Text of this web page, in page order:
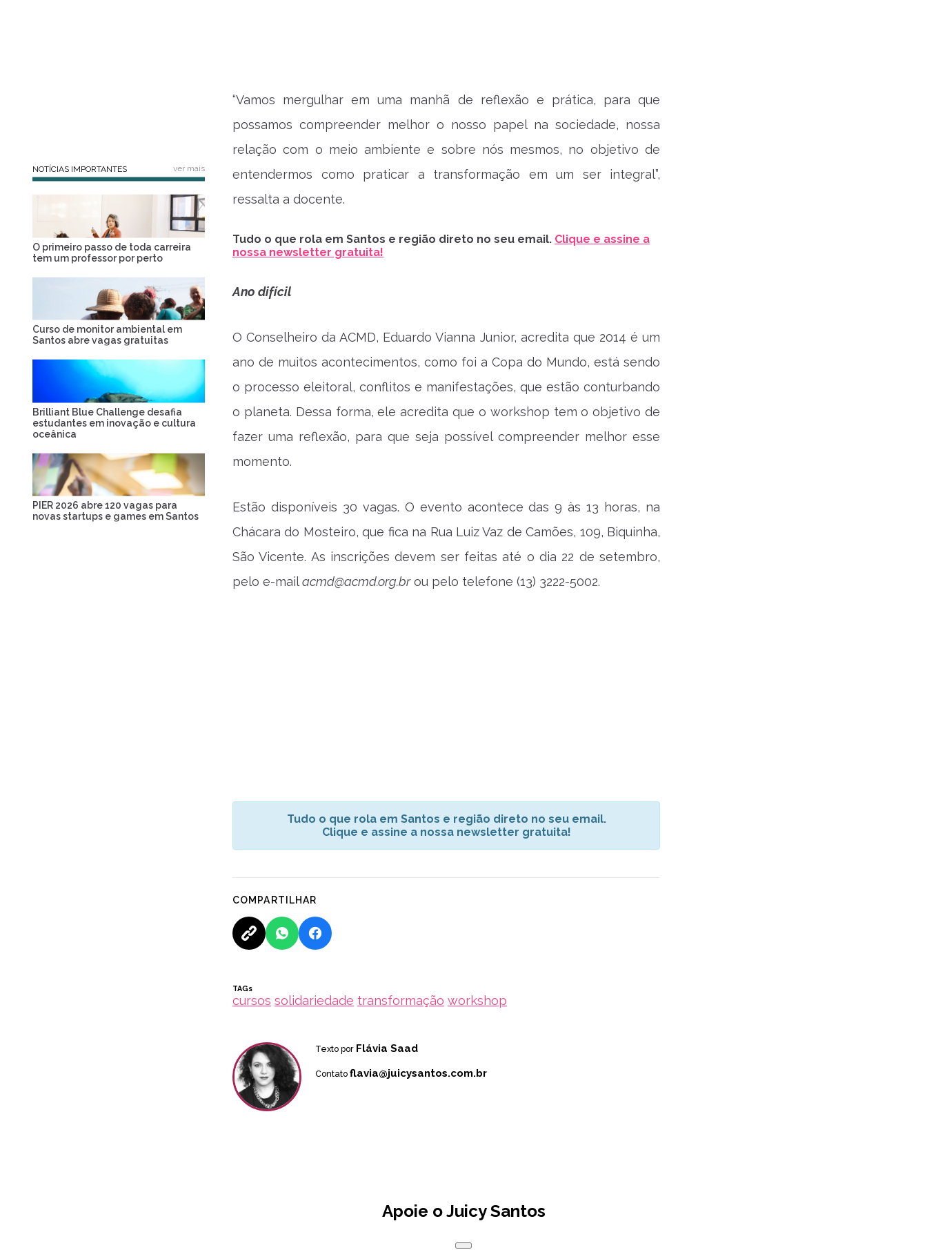
“Vamos mergulhar em uma manhã de reflexão e prática, para que
possamos compreender melhor o nosso papel na sociedade, nossa
relação com o meio ambiente e sobre nós mesmos, no objetivo de
entendermos como praticar a transformação em um ser integral”,
ressalta a docente.
Tudo o que rola em Santos e região direto no seu email. Clique e assine a
nossa newsletter gratuita!
Ano difícil
O Conselheiro da ACMD, Eduardo Vianna Junior, acredita que 2014 é um
ano de muitos acontecimentos, como foi a Copa do Mundo, está sendo
o processo eleitoral, conflitos e manifestações, que estão conturbando
o planeta. Dessa forma, ele acredita que o workshop tem o objetivo de
fazer uma reflexão, para que seja possível compreender melhor esse
momento.
Estão disponíveis 30 vagas. O evento acontece das 9 às 13 horas, na
Chácara do Mosteiro, que fica na Rua Luiz Vaz de Camões, 109, Biquinha,
São Vicente. As inscrições devem ser feitas até o dia 22 de setembro,
pelo e-mailacmd@acmd.org.brou pelo telefone (13) 3222-5002.
Tudo o que rola em Santos e região direto no seu email.
Clique e assine a nossa newsletter gratuita!
COMPARTILHAR
TAGs
cursos solidariedade transformação workshop
Texto por Flávia Saad
Contato flavia@juicysantos.com.br
NOTÍCIAS IMPORTANTES ver mais
O primeiro passo de toda carreira
tem um professor por perto
Curso de monitor ambiental em
Santos abre vagas gratuitas
Brilliant Blue Challenge desafia
estudantes em inovação e cultura
oceânica
PIER 2026 abre 120 vagas para
novas startups e games em Santos
Apoie o Juicy Santos